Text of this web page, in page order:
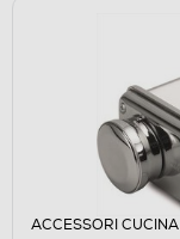
ACCESSORI CUCINA